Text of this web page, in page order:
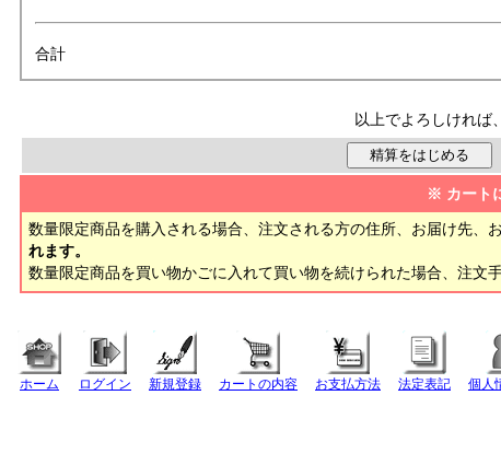
合計
以上でよろしければ
※ カート
数量限定商品を購入される場合、注文される方の住所、お届け先、
れます。
数量限定商品を買い物かごに入れて買い物を続けられた場合、注文
ホーム ログイン 新規登録 カートの内容 お支払方法 法定表記 個人